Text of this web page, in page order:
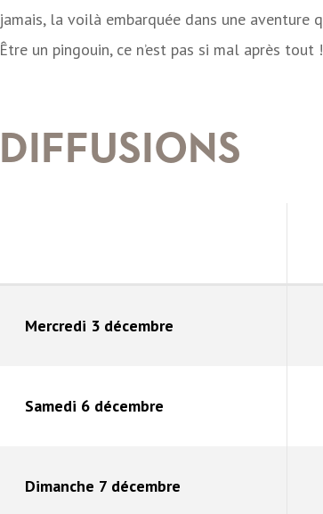
jamais, la voilà embarquée dans une aventure
Être un pingouin, ce n’est pas si mal après tout !
DIFFUSIONS
Mercredi 3 décembre
Samedi 6 décembre
Dimanche 7 décembre